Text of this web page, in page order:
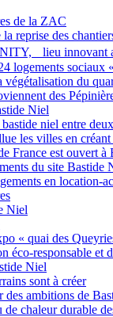
de la ZAC
reprise des
lieu innovant
logements sociaux
végétalisation du
des
Niel
niel entre
les villes en créant
France est ouvert à
du site Bastide
en location-
Niel
« quai des
responsable et
Niel
sont à créer
ambitions de
chaleur durable